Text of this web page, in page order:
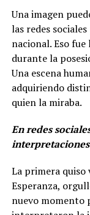
Una imagen
las redes
nacional. Eso
durante la
Una escena
adquiriendo
quien la miraba.
En redes
La primera quiso
Esperanza,
nuevo momento